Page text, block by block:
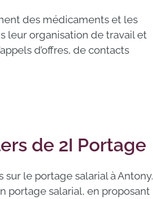
des médicaments et les
leur organisation de travail et
d’offres, de contacts
de 2I Portage
le portage salarial à Antony.
portage salarial, en proposant